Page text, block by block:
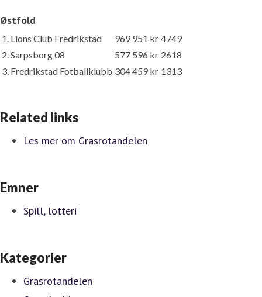
Østfold
1. Lions Club Fredrikstad 969 951 kr 4749
2. Sarpsborg 08
577 596 kr 2618
3. Fredrikstad Fotballklubb 304 459 kr 1313
Related links
Les mer om Grasrotandelen
Emner
Spill, lotteri
Kategorier
Grasrotandelen